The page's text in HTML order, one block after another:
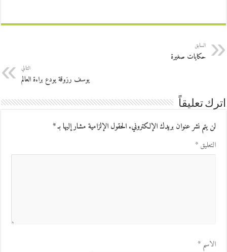
السابق
حكايات صغيرة
التالي
يوسف رزوقة يودع براءة العالم
اترك تعليقاً
لن يتم نشر عنوان بريدك الإلكتروني.الحقول الإلزامية مشار إليها بـ*
التعليق*
الاسم*